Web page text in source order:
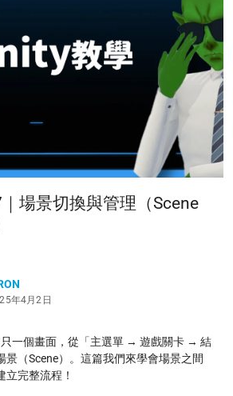
場景切換與管理（Scene
年4月2日
一個畫面，從「主選單 → 遊戲關卡 → 結
景（Scene）。這篇我們來學會場景之間
立完整流程！